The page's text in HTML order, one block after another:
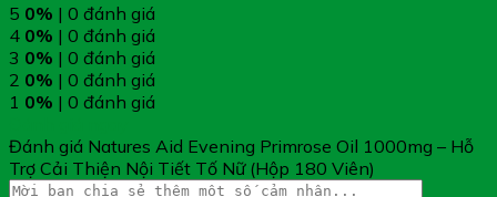
Công Dụng Evening Primrose Oil
1000mg
Hỗ trợ giảm các triệu chứng do suy giảm nội tiết tố nữ
(như là mệt mỏi, bốc hỏa)
5 0% | 0 đánh giá
4 0% | 0 đánh giá
3 0% | 0 đánh giá
2 0% | 0 đánh giá
1 0% | 0 đánh giá
Đánh giá Natures Aid Evening Primrose Oil 1000mg – Hỗ
Trợ Cải Thiện Nội Tiết Tố Nữ (Hộp 180 Viên)